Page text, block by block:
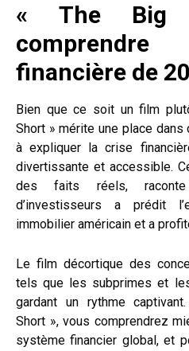
« The
financière de
Bien que ce soit un film
Short » mérite une place
à expliquer la crise
divertissante et accessible.
des faits réels,
d’investisseurs a prédit
immobilier américain et a
Le film décortique des
tels que les subprimes et
gardant un rythme
Short », vous comprendrez
système financier global, et